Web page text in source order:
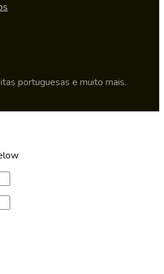
portuguesas e muito mais.